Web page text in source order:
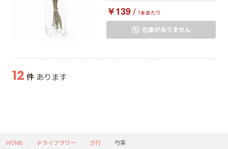
￥139/ 1本あたり
在庫がありません
12 件 あります
HOME ドライフラワー さ行 芍薬